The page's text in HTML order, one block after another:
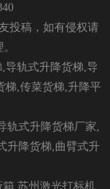
投稿，如有侵权请
导轨式升降货梯,导
梯,传菜货梯,升降平
轨式升降货梯厂家,
升降货梯,曲臂式升
箱 苏州激光打标机